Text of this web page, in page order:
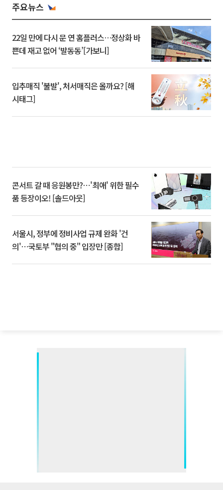
주요뉴스
22일 만에 다시 문 연 홈플러스…정상화 바
쁜데 재고 없어 ‘발동동’[가보니]
입추매직 '불발', 처서매직은 올까요? [해
시태그]
콘서트 갈 때 응원봉만?⋯'최애' 위한 필수
품 등장이오! [솔드아웃]
서울시, 정부에 정비사업 규제 완화 '건
의'⋯국토부 "협의 중" 입장만 [종합]